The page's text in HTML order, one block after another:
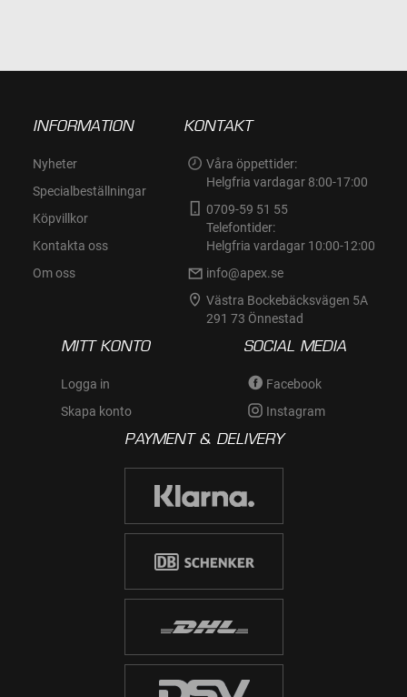
INFORMATION
Nyheter
Specialbeställningar
Köpvillkor
Kontakta oss
Om oss
KONTAKT
Våra öppettider:
Helgfria vardagar 8:00-17:00
0709-59 51 55
Telefontider:
Helgfria vardagar 10:00-12:00
info@apex.se
Västra Bockebäcksvägen 5A
291 73 Önnestad
MITT KONTO
Logga in
Skapa konto
SOCIAL MEDIA
Facebook
Instagram
PAYMENT & DELIVERY